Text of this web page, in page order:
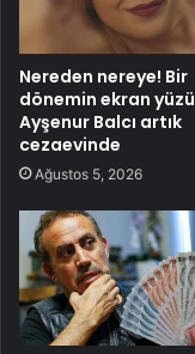
Nereden nereye! Bir
dönemin ekran yüzü
Ayşenur Balcı artık
cezaevinde
Ağustos 5, 2026